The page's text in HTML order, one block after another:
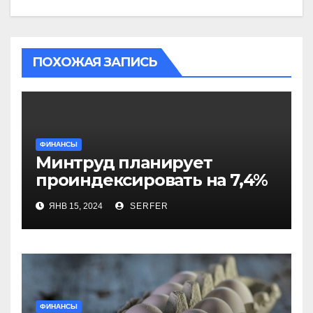
ПОХОЖАЯ ЗАПИСЬ
ФИНАНСЫ
Минтруд планирует
проиндексировать на 7,4%
более 40 выплат и
компенсаций
ЯНВ 15, 2024 SERFER
ФИНАНСЫ